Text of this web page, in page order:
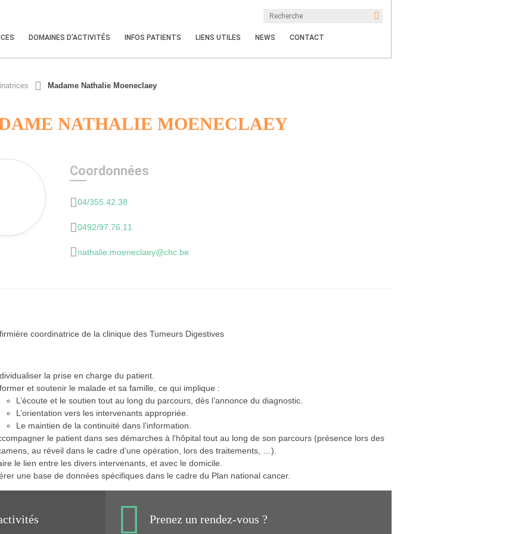
DOMAINES D’ACTIVITÉS INFOS PATIENTS LIENS UTILES NEWS CONTACT
Madame Nathalie Moeneclaey
NATHALIE MOENECLAEY
Coordonnées
04/355.42.38
0492/97.76.11
nathalie.moeneclaey@chc.be
coordinatrice de la clinique des Tumeurs Digestives
la prise en charge du patient.
et soutenir le malade et sa famille, ce qui implique :
L’écoute et le soutien tout au long du parcours, dès l’annonce du diagnostic.
L’orientation vers les intervenants appropriée.
Le maintien de la continuité dans l’information.
le patient dans ses démarches à l’hôpital tout au long de son parcours (présence lors des
au réveil dans le cadre d’une opération, lors des traitements, …).
le lien entre les divers intervenants, et avec le domicile.
une base de données spécifiques dans le cadre du Plan national cancer.
Prenez un rendez-vous ?